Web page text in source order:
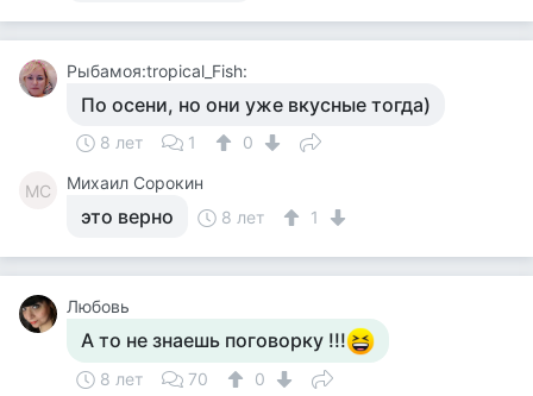
Рыбамоя:tropical_Fish:
По осени, но они уже вкусные тогда)
8 лет 1 0
МС Михаил Сорокин
это верно 8 лет 1
Любовь
А то не знаешь поговорку !!!
8 лет 70
0